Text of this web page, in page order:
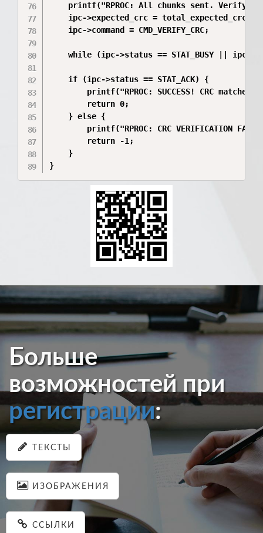
printf("RPROC: All chunks sent.
    ipc->expected_crc = total_expected_crc;
    ipc->command = CMD_VERIFY_CRC;
while (ipc->status == STAT_BUSY || ipc-
    if (ipc->status == STAT_ACK) {
printf("RPROC: SUCCESS! CRC matches.
        return 0;
    } else {
printf("RPROC: CRC VERIFICATION
        return -1;
    }
Больше
возможностей при
регистрации:
ТЕКСТЫ
ИЗОБРАЖЕНИЯ
ССЫЛКИ